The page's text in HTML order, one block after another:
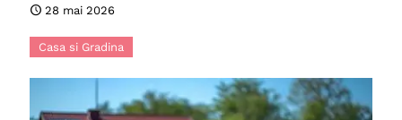
28 mai 2026
Casa si Gradina